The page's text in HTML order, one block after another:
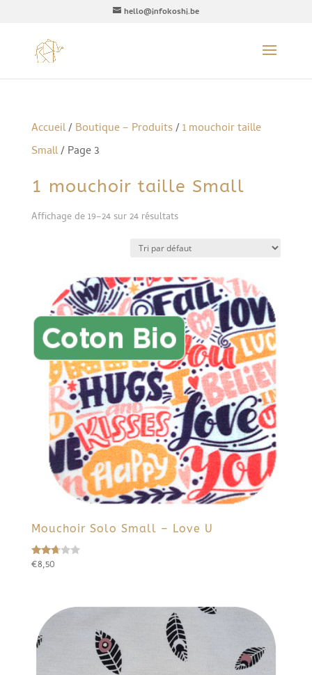
hello@infokoshi.be
Accueil/Boutique – Produits/1 mouchoir taille
Small/ Page 3
1 mouchoir taille Small
Affichage de 19–24 sur 24 résultats
Mouchoir Solo Small – Love U
Note
€8,50